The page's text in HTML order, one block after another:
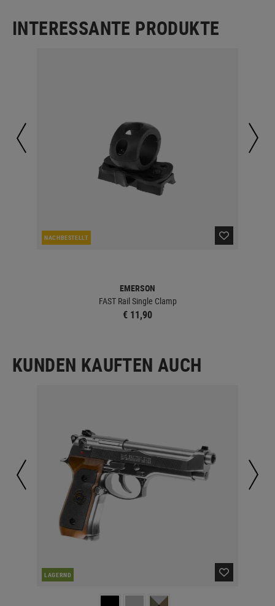
INTERESSANTE PRODUKTE
NACHBESTELLT
EMERSON
FAST Rail Single Clamp
€ 11,90
KUNDEN KAUFTEN AUCH
LAGERND